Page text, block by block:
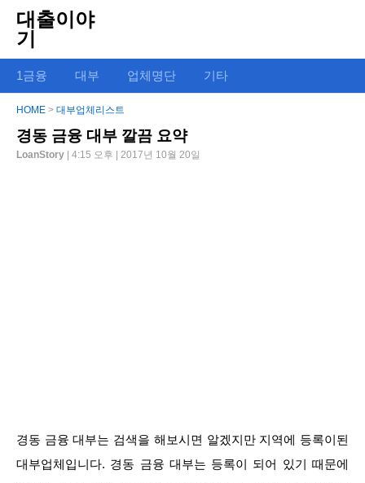
대출이야
기
1금융 대부 업체명단 기타
HOME > 대부업체리스트
경동 금융 대부 깔끔 요약
LoanStory | 4:15 오후 | 2017년 10월 20일
경동 금융 대부는 검색을 해보시면 알겠지만 지역에 등록이된
대부업체입니다. 경동 금융 대부는 등록이 되어 있기 때문에